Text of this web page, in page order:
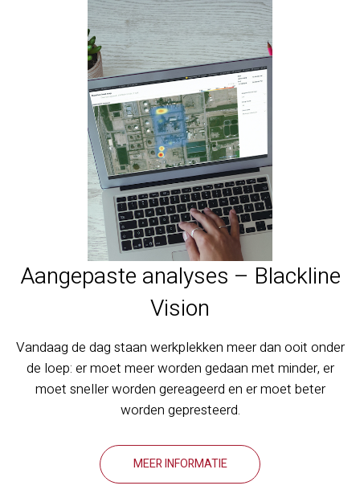
Aangepaste analyses – Blackline
Vision
Vandaag de dag staan werkplekken meer dan ooit onder
de loep: er moet meer worden gedaan met minder, er
moet sneller worden gereageerd en er moet beter
worden gepresteerd.
MEER INFORMATIE